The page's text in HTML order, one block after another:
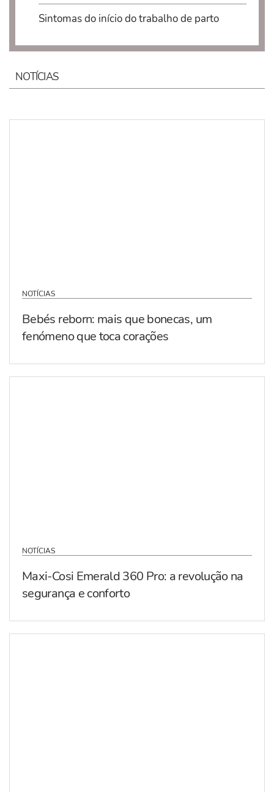
Sintomas do início do trabalho de parto
NOTÍCIAS
NOTÍCIAS
Bebés reborn: mais que bonecas, um
fenómeno que toca corações
NOTÍCIAS
Maxi-Cosi Emerald 360 Pro: a revolução na
segurança e conforto